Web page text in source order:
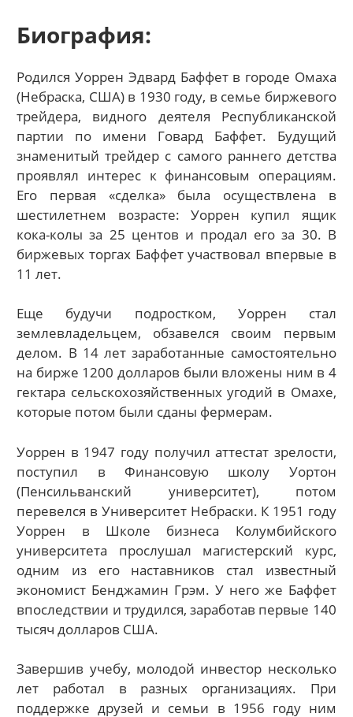
Биография:
Родился Уоррен Эдвард Баффет в городе Омаха
(Небраска, США) в 1930 году, в семье биржевого
трейдера, видного деятеля Республиканской
партии по имени Говард Баффет. Будущий
знаменитый трейдер с самого раннего детства
проявлял интерес к финансовым операциям.
Его первая «сделка» была осуществлена в
шестилетнем возрасте: Уоррен купил ящик
кока-колы за 25 центов и продал его за 30. В
биржевых торгах Баффет участвовал впервые в
11 лет.
Еще будучи подростком, Уоррен стал
землевладельцем, обзавелся своим первым
делом. В 14 лет заработанные самостоятельно
на бирже 1200 долларов были вложены ним в 4
гектара сельскохозяйственных угодий в Омахе,
которые потом были сданы фермерам.
Уоррен в 1947 году получил аттестат зрелости,
поступил в Финансовую школу Уортон
(Пенсильванский университет), потом
перевелся в Университет Небраски. К 1951 году
Уоррен в Школе бизнеса Колумбийского
университета прослушал магистерский курс,
одним из его наставников стал известный
экономист Бенджамин Грэм. У него же Баффет
впоследствии и трудился, заработав первые 140
тысяч долларов США.
Завершив учебу, молодой инвестор несколько
лет работал в разных организациях. При
поддержке друзей и семьи в 1956 году ним